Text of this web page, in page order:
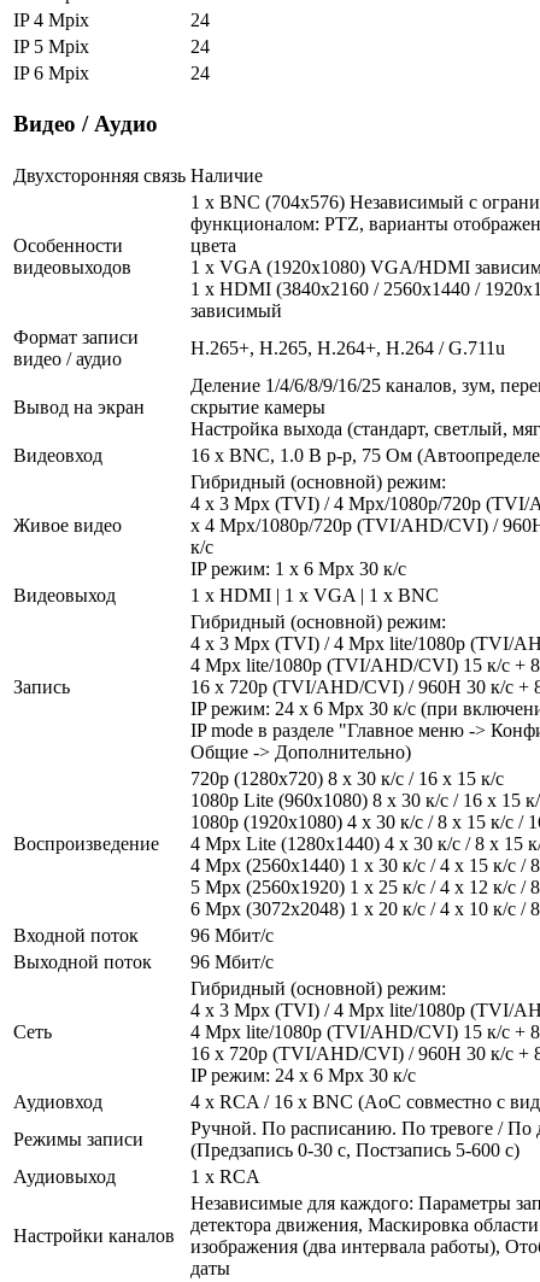
IP 4 Mpix
24
IP 5 Mpix
24
IP 6 Mpix
24
Видео / Аудио
Двухсторонняя связь Наличие
Особенности
видеовыходов
1 x BNC (704x576) Независимый с
функционалом: PTZ, варианты
цвета
1 x VGA (1920x1080) VGA/HDMI
1 x HDMI (3840x2160 / 2560x1440 /
зависимый
Формат записи
видео / аудио
H.265+, H.265, H.264+, H.264 / G.711u
Вывод на экран
Деление 1/4/6/8/9/16/25 каналов, зум,
скрытие камеры
Настройка выхода (стандарт, светлый,
Видеовход
16 x BNC, 1.0 В p-p, 75 Ом
Живое видео
Гибридный (основной) режим:
4 x 3 Mpx (TVI) / 4 Mpx/1080р/720p (TVI/
х 4 Mpx/1080р/720p (TVI/AHD/CVI) /
к/с
IP режим: 1 х 6 Mpx 30 к/с
Видеовыход
1 x HDMI | 1 x VGA | 1 x BNC
Запись
Гибридный (основной) режим:
4 x 3 Mpx (TVI) / 4 Mpx lite/1080р (TVI/
4 Mpx lite/1080р (TVI/AHD/CVI) 15 к/с +
16 х 720р (TVI/AHD/CVI) / 960H 30 к/с +
IP режим: 24 х 6 Mpx 30 к/с (при
IP mode в разделе "Главное меню ->
Общие -> Дополнительно)
Воспроизведение
720p (1280х720) 8 x 30 к/с / 16 x 15 к/с
1080p Lite (960х1080) 8 x 30 к/с / 16 x 15
1080р (1920x1080) 4 x 30 к/с / 8 x 15 к/с /
4 Mpx Lite (1280x1440) 4 x 30 к/с / 8 x 15
4 Mpx (2560x1440) 1 x 30 к/с / 4 x 15 к/с /
5 Mpx (2560x1920) 1 x 25 к/с / 4 x 12 к/с /
6 Mpx (3072x2048) 1 x 20 к/с / 4 x 10 к/с /
Входной поток
96 Мбит/с
Выходной поток
96 Мбит/с
Сеть
Гибридный (основной) режим:
4 x 3 Mpx (TVI) / 4 Mpx lite/1080р (TVI/
4 Mpx lite/1080р (TVI/AHD/CVI) 15 к/с +
16 х 720р (TVI/AHD/CVI) / 960H 30 к/с +
IP режим: 24 х 6 Mpx 30 к/с
Аудиовход
4 x RCA / 16 x BNC (AoC совместно с
Режимы записи
Ручной. По расписанию. По тревоге /
(Предзапись 0-30 с, Постзапись 5-600 с)
Аудиовыход
1 x RCA
Настройки каналов
Независимые для каждого: Параметры
детектора движения, Маскировка
изображения (два интервала работы),
даты